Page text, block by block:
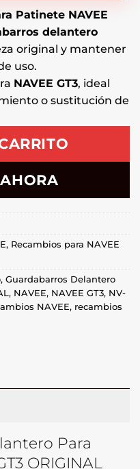
Patinete NAVEE
delantero
original y mantener
uso.
NAVEE GT3, ideal
o sustitución de
, Recambios para NAVEE
, Guardabarros Delantero
, NAVEE, NAVEE GT3, NV-
NAVEE, recambios
Para
ORIGINAL